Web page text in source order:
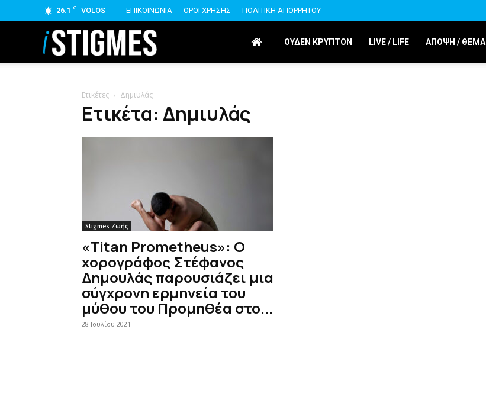
26.1 C VOLOS ΕΠΙΚΟΙΝΩΝΙΑ ΟΡΟΙ ΧΡΗΣΗΣ ΠΟΛΙΤΙΚΗ ΑΠΟΡΡΗΤΟΥ
istigmes ΟΥΔΕΝ ΚΡΥΠΤΟΝ LIVE / LIFE ΑΠΟΨΗ / ΘΕΜΑ
Ετικέτες Δημιυλάς
Ετικέτα: Δημιυλάς
Stigmes Ζωής
«Titan Prometheus»: Ο
χορογράφος Στέφανος
Δημουλάς παρουσιάζει μια
σύγχρονη ερμηνεία του
μύθου του Προμηθέα στο...
28 Ιουλίου 2021